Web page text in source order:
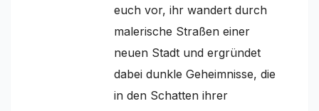
euch vor, ihr wandert durch
malerische Straßen einer
neuen Stadt und ergründet
dabei dunkle Geheimnisse, die
in den Schatten ihrer